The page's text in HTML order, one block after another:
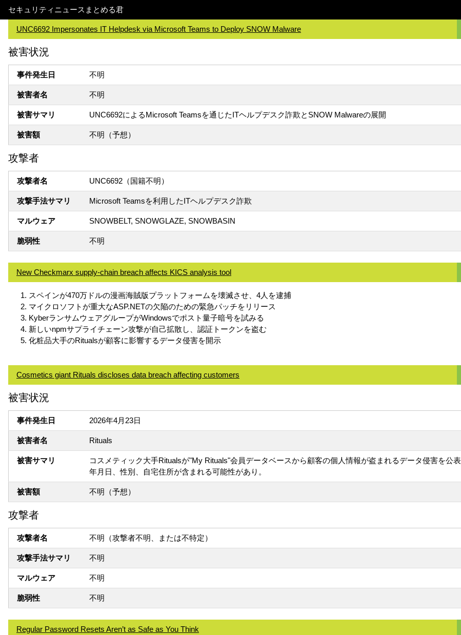
セキュリティニュースまとめる君
UNC6692 Impersonates IT Helpdesk via Microsoft Teams to Deploy SNOW Malware
被害状況
事件発生日 不明
被害者名 不明
被害サマリ UNC6692によるMicrosoft Teamsを通じたITヘルプデスク詐欺とSNOW Malwareの展開
被害額 不明（予想）
攻撃者
攻撃者名 UNC6692（国籍不明）
攻撃手法サマリ Microsoft Teamsを利用したITヘルプデスク詐欺
マルウェア SNOWBELT, SNOWGLAZE, SNOWBASIN
脆弱性 不明
New Checkmarx supply-chain breach affects KICS analysis tool
スペインが470万ドルの漫画海賊版プラットフォームを壊滅させ、4人を逮捕
マイクロソフトが重大なASP.NETの欠陥のための緊急パッチをリリース
KyberランサムウェアグループがWindowsでポスト量子暗号を試みる
新しいnpmサプライチェーン攻撃が自己拡散し、認証トークンを盗む
化粧品大手のRitualsが顧客に影響するデータ侵害を開示
Cosmetics giant Rituals discloses data breach affecting customers
被害状況
事件発生日 2026年4月23日
被害者名 Rituals
被害サマリ
コスメティック大手Ritualsが"My Rituals"会員データベースから顧客の個人情報が盗まれるデータ侵害を公
年月日、性別、自宅住所が含まれる可能性があり。
被害額 不明（予想）
攻撃者
攻撃者名 不明（攻撃者不明、または不特定）
攻撃手法サマリ 不明
マルウェア 不明
脆弱性 不明
Regular Password Resets Aren’t as Safe as You Think